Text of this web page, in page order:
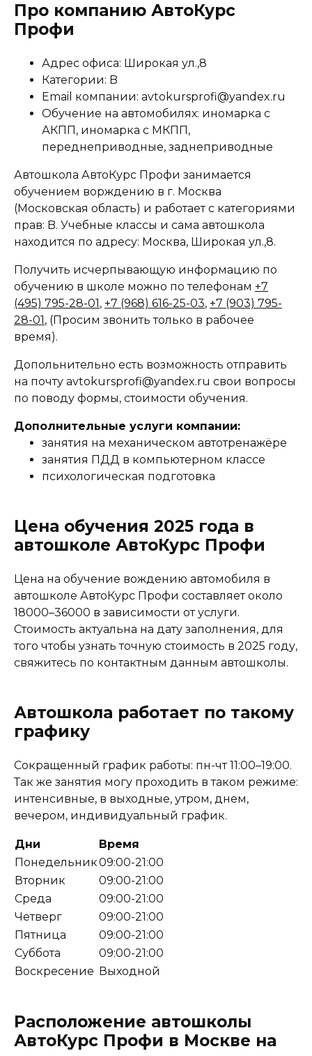
Про компанию АвтоКурс
Профи
Адрес офиса: Широкая ул.,8
Категории: B
Email компании: avtokursprofi@yandex.ru
Обучение на автомобилях: иномарка с
АКПП, иномарка с МКПП,
переднеприводные, заднеприводные
Автошкола АвтоКурс Профи занимается
обучением ворждению в г. Москва
(Московская область) и работает с категориями
прав: B. Учебные классы и сама автошкола
находится по адресу: Москва, Широкая ул.,8.
Получить исчерпывающую информацию по
обучению в школе можно по телефонам +7
(495) 795-28-01 , +7 (968) 616-25-03, +7 (903) 795-
28-01 , (Просим звонить только в рабочее
время).
Допольнительно есть возможность отправить
на почту avtokursprofi@yandex.ru свои вопросы
по поводу формы, стоимости обучения.
Дополнительные услуги компании:
занятия на механическом автотренажёре
занятия ПДД в компьютерном классе
психологическая подготовка
Цена обучения 2025 года в
автошколе АвтоКурс Профи
Цена на обучение вождению автомобиля в
автошколе АвтоКурс Профи составляет около
18000–36000 в зависимости от услуги.
Стоимость актуальна на дату заполнения, для
того чтобы узнать точную стоимость в 2025 году,
свяжитесь по контактным данным автошколы.
Автошкола работает по такому
графику
Сокращенный график работы: пн-чт 11:00–19:00.
Так же занятия могу проходить в таком режиме:
интенсивные, в выходные, утром, днем,
вечером, индивидуальный график.
Дни
Время
Понедельник09:00-21:00
Вторник
09:00-21:00
Среда
09:00-21:00
Четверг
09:00-21:00
Пятница
09:00-21:00
Суббота
09:00-21:00
Воскресение Выходной
Расположение автошколы
АвтоКурс Профи в Москве на